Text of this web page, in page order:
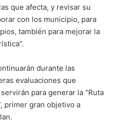
que afecta, y revisar su
con los municipio, para
también para mejorar la
durante las
evaluaciones que
para generar la “Ruta
primer gran objetivo a